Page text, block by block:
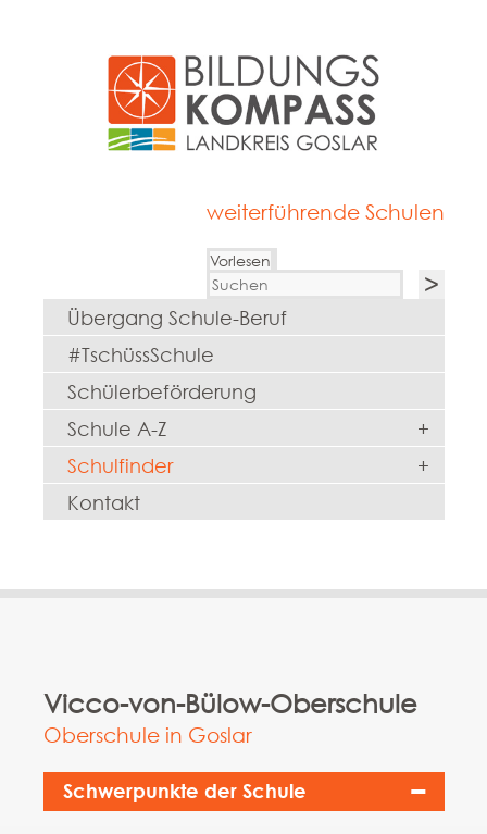
weiterführende Schulen
Vorlesen
Übergang Schule-Beruf
#TschüssSchule
Schülerbeförderung
Schule A-Z
+
Schulfinder
+
Kontakt
Vicco-von-Bülow-Oberschule
Oberschule in Goslar
Schwerpunkte der Schule